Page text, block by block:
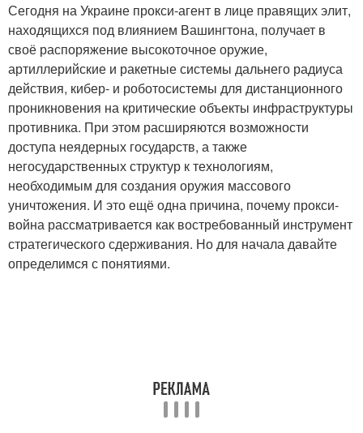
Сегодня на Украине прокси-агент в лице правящих элит,
находящихся под влиянием Вашингтона, получает в
своё распоряжение высокоточное оружие,
артиллерийские и ракетные системы дальнего радиуса
действия, кибер- и роботосистемы для дистанционного
проникновения на критические объекты инфраструктуры
противника. При этом расширяются возможности
доступа неядерных государств, а также
негосударственных структур к технологиям,
необходимым для создания оружия массового
уничтожения. И это ещё одна причина, почему прокси-
война рассматривается как востребованный инструмент
стратегического сдерживания. Но для начала давайте
определимся с понятиями.